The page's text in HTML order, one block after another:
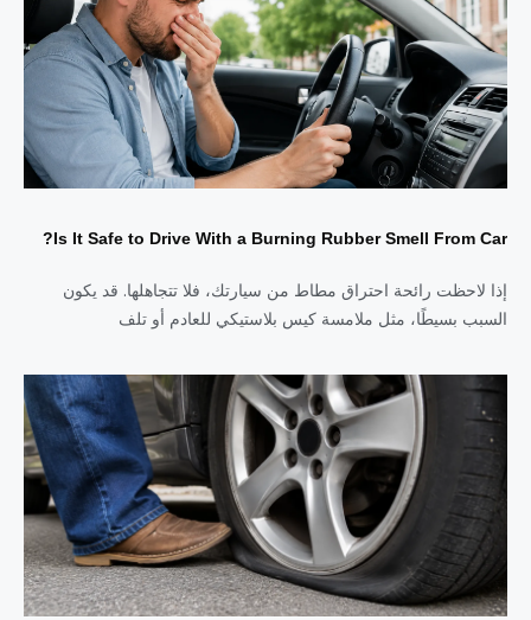
Is It Safe to Drive With a Burning Rubber Smell From Car?
إذا لاحظت رائحة احتراق مطاط من سيارتك، فلا تتجاهلها. قد يكون
السبب بسيطًا، مثل ملامسة كيس بلاستيكي للعادم أو تلف